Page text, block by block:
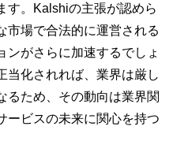
す。Kalshiの主張が認めら
市場で合法的に運営される
ンがさらに加速するでしょ
当化されれば、業界は厳し
るため、その動向は業界関
ービスの未来に関心を持つ